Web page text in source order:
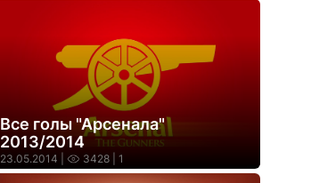
Все голы "Арсенала"
2013/2014
23.05.2014 | 3428 | 1